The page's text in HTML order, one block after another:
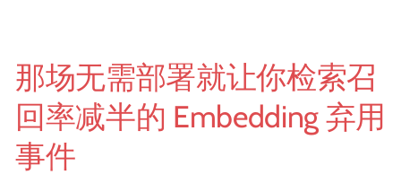
那场无需部署就让你检索召
回率减半的 Embedding 弃用
事件